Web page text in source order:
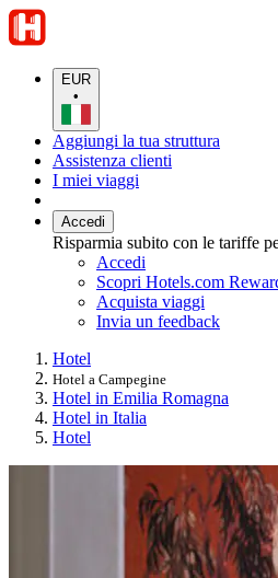
EUR
•
Aggiungi la tua struttura
Assistenza clienti
I miei viaggi
Accedi
Risparmia subito con le tariffe
Accedi
Scopri Hotels.com
Acquista viaggi
Invia un feedback
Hotel
Hotel a Campegine
Hotel in Emilia Romagna
Hotel in Italia
Hotel